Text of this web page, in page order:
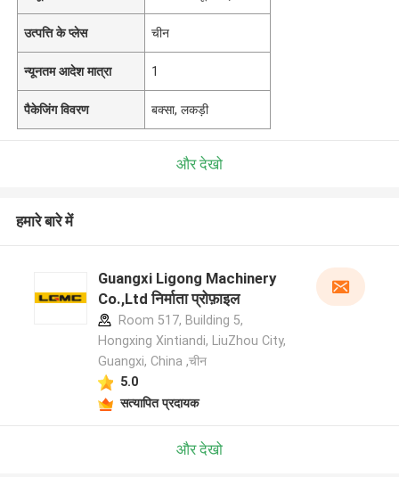
उत्पत्ति के प्लेस चीन
न्यूनतम आदेश मात्रा 1
पैकेजिंग विवरण बक्सा, लकड़ी
और देखो
हमारे बारे में
Guangxi Ligong Machinery
Co.,Ltd निर्माता प्रोफ़ाइल
Room 517, Building 5,
Hongxing Xintiandi, LiuZhou City,
Guangxi, China ,चीन
5.0
सत्यापित प्रदायक
और देखो